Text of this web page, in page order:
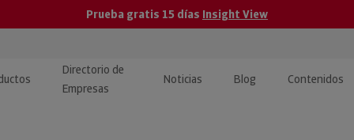
Prueba gratis 15 días Insight View
Directorio de
Empresas
Noticias Blog Contenidos